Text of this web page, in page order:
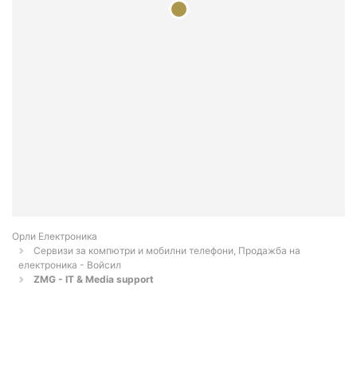
Орли Електроника
Сервизи за компютри и мобилни телефони, Продажба на
електроника - Войсил
ZMG - IT & Media support